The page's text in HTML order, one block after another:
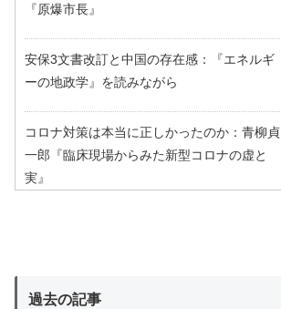
『原爆市長』
安保3文書改訂と中国の存在感：『エネルギ
ーの地政学』を読みながら
コロナ対策は本当に正しかったのか：青柳貞
一郎『臨床現場からみた新型コロナの虚と
実』
過去の記事